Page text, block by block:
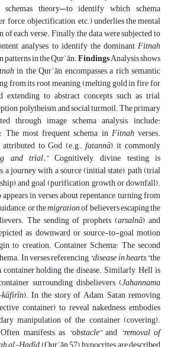
schemas theory—to identify which schema
force, objectification, etc.) underlies the mental
each verse. Finally, the data were subjected to
analyses to identify the dominantFitnah
in the Qurʾān.FindingsAnalysis shows
in the Qurʾān encompasses a rich semantic
from its root meaning (melting gold in fire for
extending to abstract concepts such as trial,
polytheism, and social turmoil. The primary
through image schema analysis, include:
The most frequent schema in Fitnahverses.
to God (e.g., fatannā), it commonly
and trial.”Cognitively, divine testing is
a journey with a source (initial state), path (trial
and goal (purification, growth, or downfall).
in verses about repentance, turning from
or themigrationof believers escaping the
The sending of prophets (arsalnā) and
as downward or source-to-goal motion
to creation. Container Schema: The second
In verses referencing“disease in hearts,”the
container holding the disease. Similarly, Hell is
surrounding disbelievers (Jahannama
). In the story of Adam, Satan removing
container) to reveal nakedness embodies
manipulation of the container (covering).
manifests as “obstacle”and “removal of